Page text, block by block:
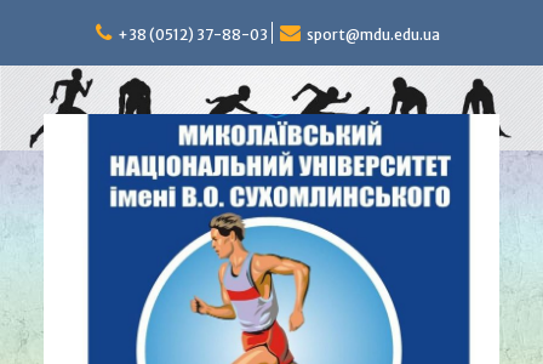
содержимому
+38 (0512) 37-88-03 sport@mdu.edu.ua